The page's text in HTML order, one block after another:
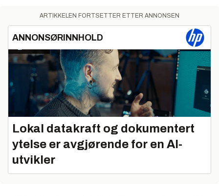
ARTIKKELEN FORTSETTER ETTER ANNONSEN
ANNONSØRINNHOLD
Lokal datakraft og dokumentert
ytelse er avgjørende for en AI-
utvikler